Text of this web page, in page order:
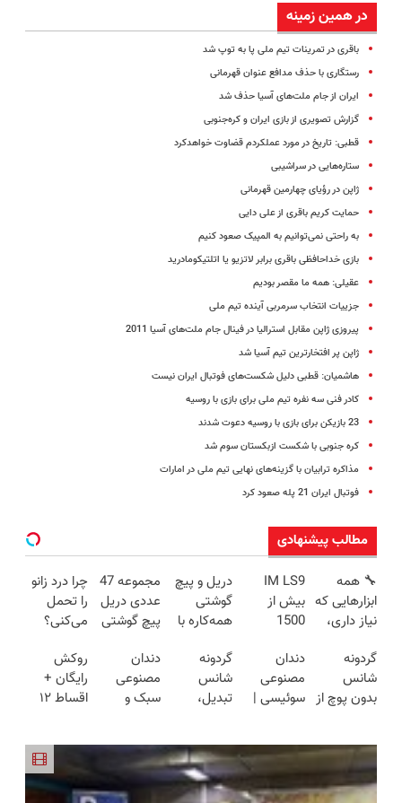
در همین زمینه
باقری در تمرینات تیم ملی پا به توپ شد
رستگاری با حذف مدافع عنوان قهرمانی
ایران از جام ملت‌های آسیا حذف شد
گزارش تصویری از بازی ایران و کره‌جنوبی
قطبی: تاریخ در مورد عملکردم قضاوت خواهدکرد
ستاره‌هایی در سراشیبی
ژاپن در رؤیای چهارمین قهرمانی
حمایت کریم باقری از علی دایی
به راحتی نمی‌توانیم به المپیک صعود کنیم
بازی خداحافظی باقری برابر لاتزیو یا اتلتیکومادرید
عقیلی: همه ما مقصر بودیم
جزییات انتخاب سرمربی آینده تیم ملی
پیروزی ژاپن مقابل استرالیا در فینال جام ملت‌های آسیا 2011
ژاپن پر افتخارترین تیم آسیا شد
هاشمیان: قطبی دلیل شکست‌های فوتبال ایران نیست
کادر فنی سه نفره تیم ملی برای بازی با روسیه
23 بازیکن برای بازی با روسیه دعوت شدند
کره جنوبی با شکست ازبکستان سوم شد
مذاکره ترابیان با گزینه‌های نهایی تیم ملی در امارات
فوتبال ایران 21 پله صعود کرد
مطالب پیشنهادی
🔧 همه
ابزارهایی که
نیاز داری،
جمع شده!
تخفیف به
مدت
IM LS9
بیش از
1500
با یکبار
شارژ
دریل و پیچ
گوشتی
همه‌کاره با
هوشمند ⚙️
(نصف
قیمت بازار
مجموعه 47
عددی دریل
پیچ گوشتی
(تخفیف به
مدت
محدود)
چرا درد زانو
را تحمل
می‌کنی؟
درمنزل
درمانش کن
گردونه
شانس
بدون پوچ از
بیت کوین
🔥
دندان
مصنوعی
سوئیسی |
طبیعی!
ویزیت
رایگان+پرداخت
گردونه
شانس
تبدیل،
دندان
مصنوعی
سبک و
پرداخت
اقساطی هم
داریم!😍 |
روکش
رایگان +
اقساط ۱۲